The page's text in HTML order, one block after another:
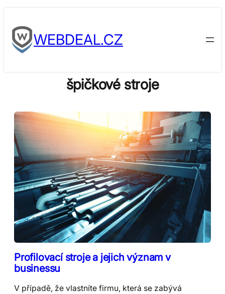
to
contentWEBDEAL.CZ
špičkové stroje
Profilovací stroje a jejich význam v
businessu
V případě, že vlastníte firmu, která se zabývá